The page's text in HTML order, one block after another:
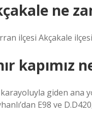
ne
ilçesi Akçakale
kapımız
giden ana
E98 ve